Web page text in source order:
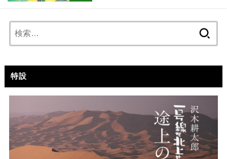
特設